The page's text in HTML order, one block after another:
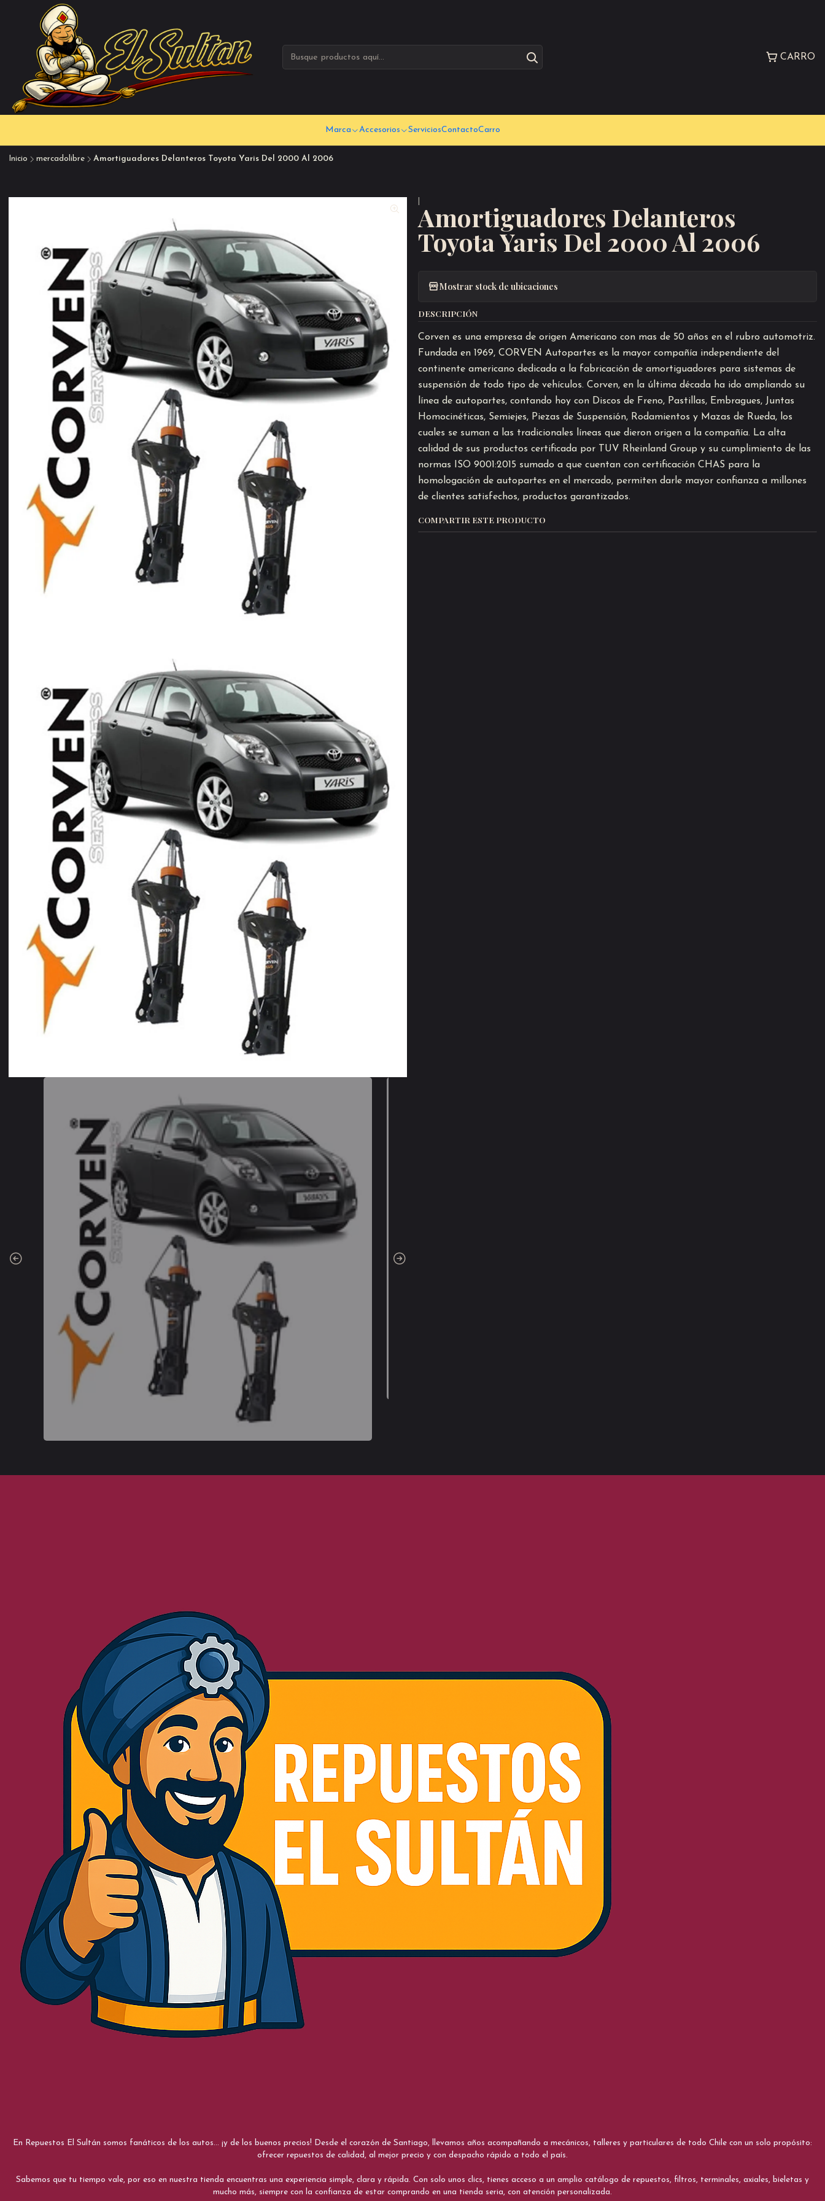
CARRO
Marca Accesorios ServiciosContactoCarro
Inicio mercadolibre Amortiguadores Delanteros Toyota Yaris Del 2000 Al 2006
Amortiguadores Delanteros
Toyota Yaris Del 2000 Al 2006
Mostrar stock de ubicaciones
DESCRIPCIÓN
Corven es una empresa de origen Americano con mas de 50 años en el rubro automotriz.
Fundada en 1969, CORVEN Autopartes es la mayor compañía independiente del
continente americano dedicada a la fabricación de amortiguadores para sistemas de
suspensión de todo tipo de vehículos. Corven, en la última década ha ido ampliando su
línea de autopartes, contando hoy con Discos de Freno, Pastillas, Embragues, Juntas
Homocinéticas, Semiejes, Piezas de Suspensión, Rodamientos y Mazas de Rueda, los
cuales se suman a las tradicionales líneas que dieron origen a la compañía. La alta
calidad de sus productos certificada por TUV Rheinland Group y su cumplimiento de las
normas ISO 9001:2015 sumado a que cuentan con certificación CHAS para la
homologación de autopartes en el mercado, permiten darle mayor confianza a millones
de clientes satisfechos, productos garantizados.
COMPARTIR ESTE PRODUCTO
En Repuestos El Sultán somos fanáticos de los autos... ¡y de los buenos precios! Desde el corazón de Santiago, llevamos años acompañando a mecánicos, talleres y particulares de todo Chile con un solo propósito:
ofrecer repuestos de calidad, al mejor precio y con despacho rápido a todo el país.
Sabemos que tu tiempo vale, por eso en nuestra tienda encuentras una experiencia simple, clara y rápida. Con solo unos clics, tienes acceso a un amplio catálogo de repuestos, filtros, terminales, axiales, bieletas y
mucho más, siempre con la confianza de estar comprando en una tienda seria, con atención personalizada.